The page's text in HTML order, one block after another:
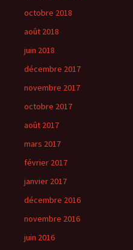
octobre 2018
août 2018
juin 2018
décembre 2017
novembre 2017
octobre 2017
août 2017
mars 2017
février 2017
janvier 2017
décembre 2016
novembre 2016
juin 2016